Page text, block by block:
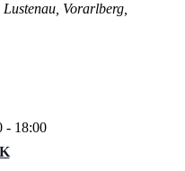
Vorarlberg,
- 18:00